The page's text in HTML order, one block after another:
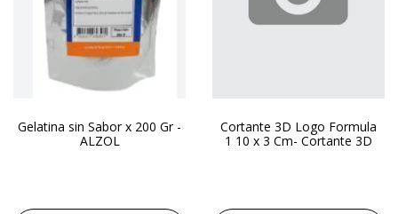
Gelatina sin Sabor x 200 Gr -
ALZOL
Cortante 3D Logo Formula
1 10 x 3 Cm- Cortante 3D